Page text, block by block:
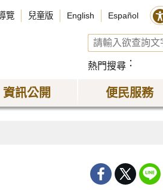
覽 兒童版 English Español
熱門搜尋
資訊公開 便民服務